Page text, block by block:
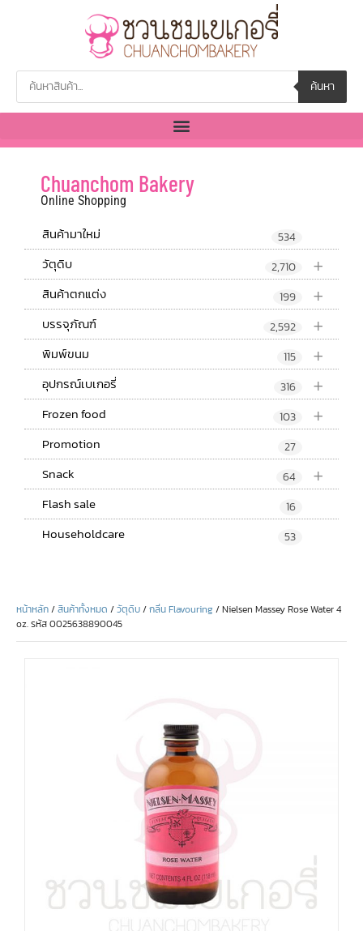
ค้นหา
Chuanchom Bakery
Online Shopping
สินค้ามาใหม่ 534
+
วัตุดิบ 2,710
+
สินค้าตกแต่ง 199
+
บรรจุภัณฑ์ 2,592
+
พิมพ์ขนม 115
+
อุปกรณ์เบเกอรี่ 316
+
Frozen food 103
Promotion 27
+
Snack 64
Flash sale 16
Householdcare 53
หน้าหลัก/สินค้าทั้งหมด /วัตุดิบ/กลิ่น Flavouring / Nielsen Massey Rose Water 4
oz. รหัส 0025638890045